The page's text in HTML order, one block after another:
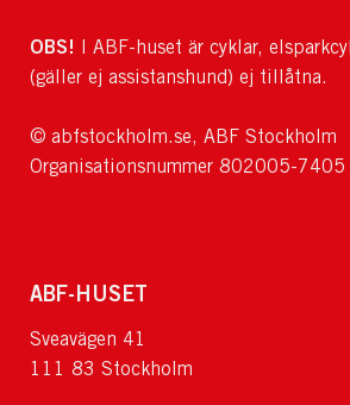
OBS! I ABF-huset är cyklar,
(gäller ej assistanshund) ej tillåtna.
© abfstockholm.se, ABF Stockholm
Organisationsnummer 802005-7405
ABF-HUSET
Sveavägen 41
111 83 Stockholm